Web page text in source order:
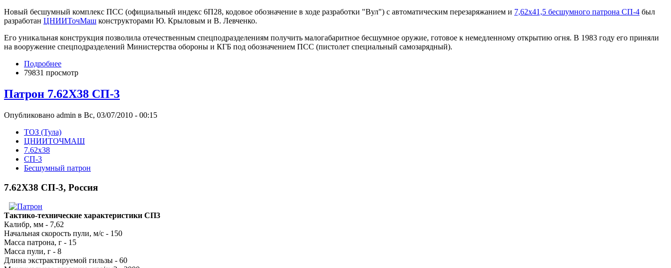
Новый бесшумный комплекс ПСС (официальный индекс 6П28, кодовое обозначение в ходе разработки "Вул") с автоматическим перезаряжанием и 7,62х41,5 бесшумного патрона СП-4 был
разработан ЦНИИТочМаш конструкторами Ю. Крыловым и В. Левченко.
Его уникальная конструкция позволила отечественным спецподразделениям получить малогабаритное бесшумное оружие, готовое к немедленному открытию огня. В 1983 году его приняли
на вооружение спецподразделений Министерства обороны и КГБ под обозначением ПСС (пистолет специальный самозарядный).
Подробнее
79831 просмотр
Патрон 7.62Х38 СП-3
Опубликовано admin в Вс, 03/07/2010 - 00:15
ТОЗ (Тула)
ЦНИИТОЧМАШ
7.62x38
СП-3
Бесшумный патрон
7.62Х38 СП-3, Россия
Тактико-технические характеристики СП3
Калибр, мм - 7,62
Начальная скорость пули, м/с - 150
Масса патрона, г - 15
Масса пули, г - 8
Длина экстрактируемой гильзы - 60